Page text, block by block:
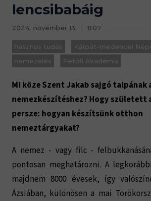
lencsibabáig
2024. november 13. 11:07
hasznos tudás
Kárpát-medencei
nemezelés
Petőfi Akadémia
Mi köze Szent Jakab sajgó talpának
nemezkészítéshez? Hogy született
persze: hogyan készítsünk otthon
nemeztárgyakat?
A nemez - vagy filc -
pontosan meghatározni. A
majdnem 8000 évesek, így
Ázsiában, különösen a mai